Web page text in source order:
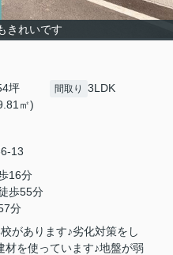
きれいです
坪
㎡)
間取り 3LDK
13
16分
歩55分
分
があります♪劣化対策をし
材を使っています♪地盤が弱